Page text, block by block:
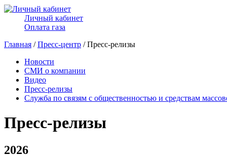
Личный кабинет
Оплата газа
Главная /Пресс-центр / Пресс-релизы
Новости
СМИ о компании
Видео
Пресс-релизы
Служба по связям с общественностью и средствам
Пресс-релизы
2026